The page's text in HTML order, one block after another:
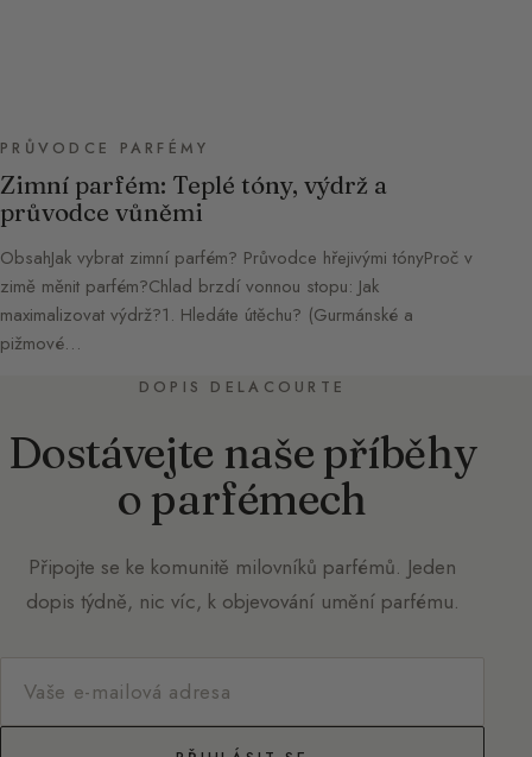
PRŮVODCE PARFÉMY
Zimní parfém: Teplé tóny, výdrž a
průvodce vůněmi
ObsahJak vybrat zimní parfém? Průvodce hřejivými tónyProč v
zimě měnit parfém?Chlad brzdí vonnou stopu: Jak
maximalizovat výdrž?1. Hledáte útěchu? (Gurmánské a
pižmové…
DOPIS DELACOURTE
Dostávejte naše příběhy
o parfémech
Připojte se ke komunitě milovníků parfémů. Jeden
dopis týdně, nic víc, k objevování umění parfému.